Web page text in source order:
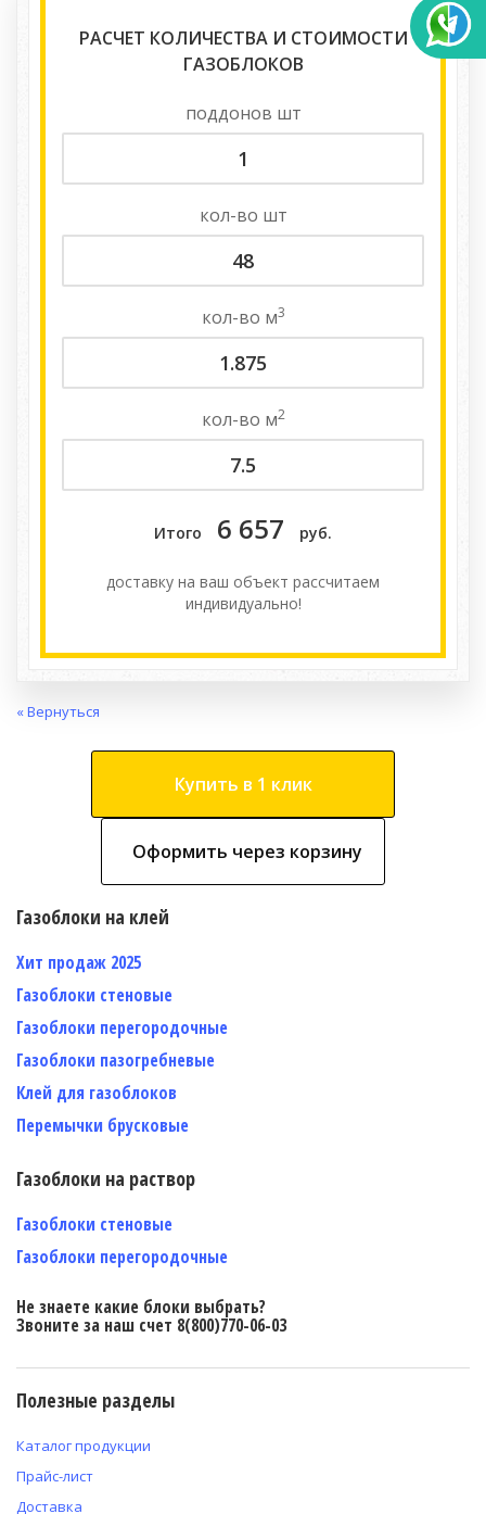
РАСЧЕТ КОЛИЧЕСТВА И СТОИМОСТИ
ГАЗОБЛОКОВ
поддонов шт
кол-во шт
кол-во м3
кол-во м2
Итого 6 657 руб.
доставку на ваш объект расcчитаем
индивидуально!
« Вернуться
Купить в 1 клик
Оформить через корзину
Газоблоки на клей
Хит продаж 2025
Газоблоки стеновые
Газоблоки перегородочные
Газоблоки пазогребневые
Клей для газоблоков
Перемычки брусковые
Газоблоки на раствор
Газоблоки стеновые
Газоблоки перегородочные
Не знаете какие блоки выбрать?
Звоните за наш счет 8(800)770-06-03
Полезные разделы
Каталог продукции
Прайс-лист
Доставка